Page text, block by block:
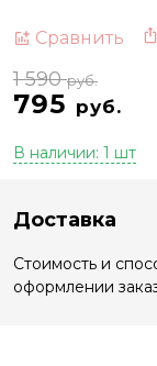
Сравнить
795 руб.
1 590руб.
В наличии: 1 шт
Доставка
Стоимость и
оформлении